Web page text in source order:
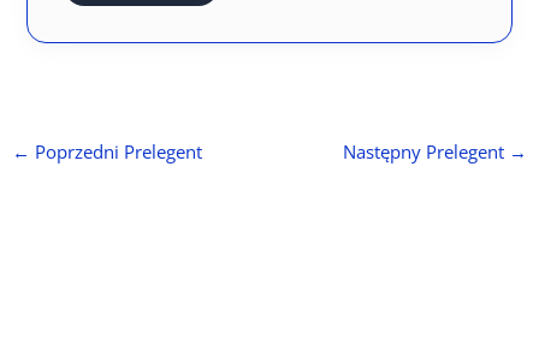
← Poprzedni Prelegent Następny Prelegent →